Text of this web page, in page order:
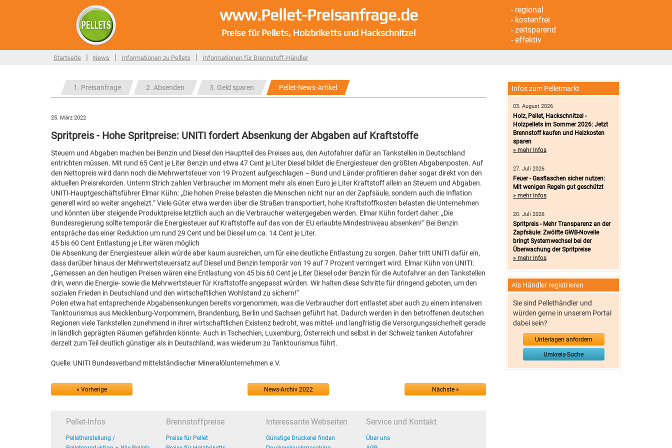
www.Pellet-Preisanfrage.de
Preise für Pellets, Holzbriketts und Hackschnitzel
- regional
- kostenfrei
- zeitsparend
- effektiv
Startseite | News | Informationen zu Pellets | Informationen für Brennstoff-Händler
1. Preisanfrage 2. Absenden 3. Geld sparen Pellet-News-Artikel
25. März 2022
Spritpreis - Hohe Spritpreise: UNITI fordert Absenkung der Abgaben auf Kraftstoffe
Steuern und Abgaben machen bei Benzin und Diesel den Hauptteil des Preises aus, den Autofahrer dafür an Tankstellen in Deutschland
entrichten müssen. Mit rund 65 Cent je Liter Benzin und etwa 47 Cent je Liter Diesel bildet die Energiesteuer den größten Abgabenposten. Auf
den Nettopreis wird dann noch die Mehrwertsteuer von 19 Prozent aufgeschlagen – Bund und Länder profitieren daher sogar direkt von den
aktuellen Preisrekorden. Unterm Strich zahlen Verbraucher im Moment mehr als einen Euro je Liter Kraftstoff allein an Steuern und Abgaben.
UNITI-Hauptgeschäftsführer Elmar Kühn: „Die hohen Preise belasten die Menschen nicht nur an der Zapfsäule, sondern auch die Inflation
generell wird so weiter angeheizt.“ Viele Güter etwa werden über die Straßen transportiert, hohe Kraftstoffkosten belasten die Unternehmen
und könnten über steigende Produktpreise letztlich auch an die Verbraucher weitergegeben werden. Elmar Kühn fordert daher: „Die
Bundesregierung sollte temporär die Energiesteuer auf Kraftstoffe auf das von der EU erlaubte Mindestniveau absenken!“ Bei Benzin
entspräche das einer Reduktion um rund 29 Cent und bei Diesel um ca. 14 Cent je Liter.
45 bis 60 Cent Entlastung je Liter wären möglich
Die Absenkung der Energiesteuer allein würde aber kaum ausreichen, um für eine deutliche Entlastung zu sorgen. Daher tritt UNITI dafür ein,
dass darüber hinaus der Mehrwertsteuersatz auf Diesel und Benzin temporär von 19 auf 7 Prozent verringert wird. Elmar Kühn von UNITI:
„Gemessen an den heutigen Preisen wären eine Entlastung von 45 bis 60 Cent je Liter Diesel oder Benzin für die Autofahrer an den Tankstellen
drin, wenn die Energie- sowie die Mehrwertsteuer für Kraftstoffe angepasst würden. Wir halten diese Schritte für dringend geboten, um den
sozialen Frieden in Deutschland und den wirtschaftlichen Wohlstand zu sichern!“
Polen etwa hat entsprechende Abgabensenkungen bereits vorgenommen, was die Verbraucher dort entlastet aber auch zu einem intensiven
Tanktourismus aus Mecklenburg-Vorpommern, Brandenburg, Berlin und Sachsen geführt hat. Dadurch werden in den betroffenen deutschen
Regionen viele Tankstellen zunehmend in ihrer wirtschaftlichen Existenz bedroht, was mittel- und langfristig die Versorgungssicherheit gerade
in ländlich geprägten Räumen gefährden könnte. Auch in Tschechien, Luxemburg, Österreich und selbst in der Schweiz tanken Autofahrer
derzeit zum Teil deutlich günstiger als in Deutschland, was wiederum zu Tanktourismus führt.
Quelle: UNITI Bundesverband mittelständischer Mineralölunternehmen e.V.
« Vorherige News-Archiv 2022 Nächste »
Infos zum Pelletmarkt
03. August 2026
Holz, Pellet, Hackschnitzel -
Holzpellets im Sommer 2026: Jetzt
Brennstoff kaufen und Heizkosten
sparen
» mehr Infos
27. Juli 2026
Feuer - Gasflaschen sicher nutzen:
Mit wenigen Regeln gut geschützt
» mehr Infos
20. Juli 2026
Spritpreis - Mehr Transparenz an der
Zapfsäule: Zwölfte GWB-Novelle
bringt Systemwechsel bei der
Überwachung der Spritpreise
» mehr Infos
Als Händler registrieren
Sie sind Pellethändler und
würden gerne in unserem Portal
dabei sein?
Unterlagen anfordern
Umkreis-Suche
Pellet-Infos
Pelletherstellung /
Brennstoffpreise
Preise für Pellet
Interessante Webseiten
Günstige Druckerei finden
Service und Kontakt
Über uns